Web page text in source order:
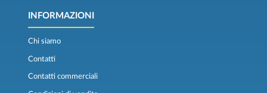
INFORMAZIONI
Chi siamo
Contatti
Contatti commerciali